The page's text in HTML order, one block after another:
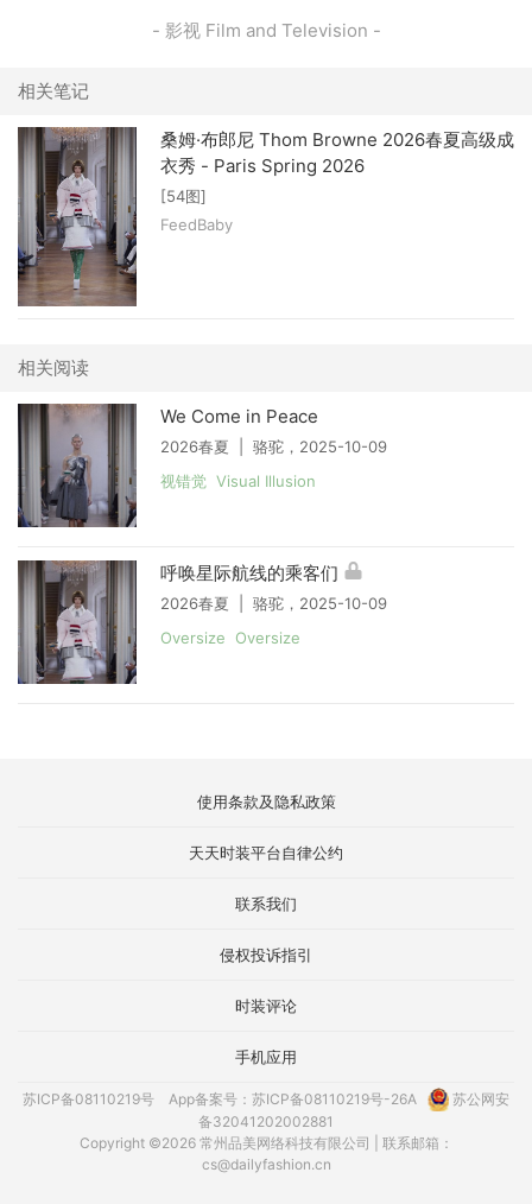
- 影视 Film and Television -
相关笔记
桑姆·布郎尼 Thom Browne 2026春夏高级成
衣秀 - Paris Spring 2026
[54图]
FeedBaby
相关阅读
We Come in Peace
2026春夏 | 骆驼，2025-10-09
视错觉 Visual Illusion
呼唤星际航线的乘客们
2026春夏 | 骆驼，2025-10-09
Oversize Oversize
使用条款及隐私政策
天天时装平台自律公约
联系我们
侵权投诉指引
时装评论
手机应用
苏ICP备08110219号 App备案号：苏ICP备08110219号-26A
苏公网安
备32041202002881
Copyright ©2026 常州品美网络科技有限公司 | 联系邮箱：
cs@dailyfashion.cn